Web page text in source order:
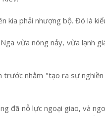
kia phải nhượng bộ. Đó là
vừa nóng nảy, vừa lạnh
trước nhằm "tạo ra sự
đã nỗ lực ngoại giao, và